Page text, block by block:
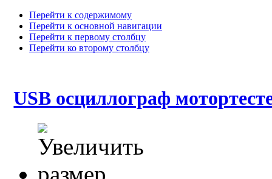
Перейти к содержимому
Перейти к основной навигации
Перейти к первому столбцу
Перейти ко второму столбцу
USB осциллограф